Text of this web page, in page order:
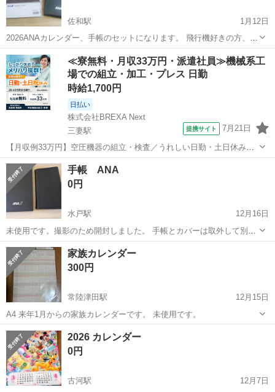
佐和駅
1月12日
2026ANAカレンダー、手帳のセットになります。 飛行機好きの方、是
非！ お子さんへのプレゼントとしても喜ばれると思います！ 撮影のた
めに開封しただけの未使用品になります。 限定かつ非売品ですので、
希少です。 受け渡しは...
茨城 ひたちなか市 佐和駅 手帳 カレンダー
≪寮無料・月収33万円・派遣社員≫機械系工
場での組立・加工・プレス 日勤
時給1,700円
日払い
株式会社BREXA Next
三妻駅
提携サイト 7月21日
【月収例33万円】空圧機器の組立・検査／うれしい日勤・土日休み／
無料の社宅付き◎ 人気の工場のお仕事 ◇空気圧制御機器製品の組立・
検査作業◇ ・調整機器の組立作業 ★工場未経験者でも安心して働ける
環境になります。 ★細...
茨城 常総市 三妻駅
手帳 ANA
0円
水戸駅
12月16日
未使用です。撮影のため開封しました。 手帳とカバーは取外して別々
に使うこともできそうです。 複数問い合わせいただいた場合は、違う
商品購入していただいた方優先にさせていただきます。
茨城 水戸市 水戸駅 手帳
家族カレンダー
300円
常陸津田駅
12月15日
A4 来年1月からの家族カレンダーです。 未使用です。
茨城 ひたちなか市 常陸津田駅
2026 カレンダー
0円
古河駅
12月7日